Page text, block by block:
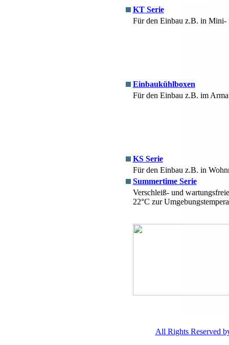
KT Serie
Für den Einbau z.B. in Mini-
Einbaukühlboxen
Für den Einbau z.B. im
KS Serie
Für den Einbau z.B. in
Summertime Serie
Verschleiß- und
22°C zur
All Rights Reserved